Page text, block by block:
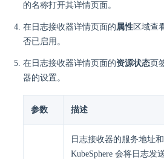
的名称打开其详情页面。
在日志接收器详情页面的属性 区域查
否已启用。
在日志接收器详情页面的资源状态页
器的设置。
参数 描述
日志接收器的服务地址和
KubeSphere 会将日志发